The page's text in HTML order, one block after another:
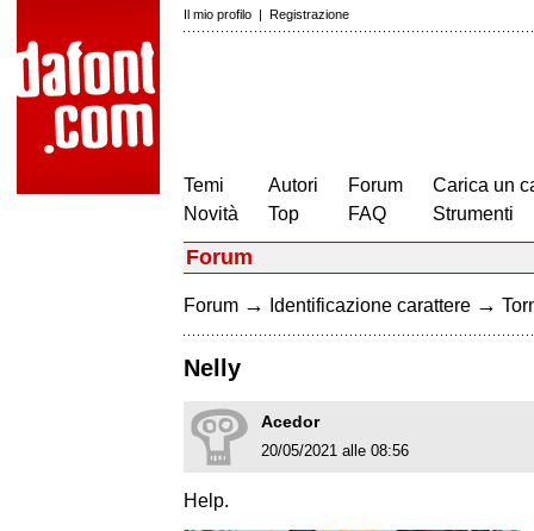
Il mio profilo | Registrazione
Temi
Novità
Autori
Top
Forum
FAQ
Carica un
Strumenti
Forum
Forum → Identificazione carattere →
Nelly
Acedor
20/05/2021 alle 08:56
Help.